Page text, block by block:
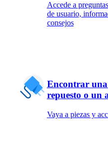
Accede a
de usuario,
consejos
Encontrar una
repuesto o un
Vaya a piezas y